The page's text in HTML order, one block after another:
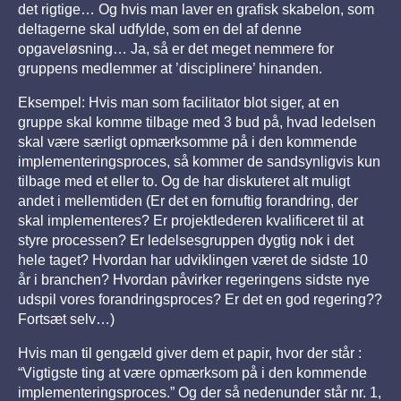
det rigtige… Og hvis man laver en grafisk skabelon, som
deltagerne skal udfylde, som en del af denne
opgaveløsning… Ja, så er det meget nemmere for
gruppens medlemmer at ’disciplinere’ hinanden.
Eksempel: Hvis man som facilitator blot siger, at en
gruppe skal komme tilbage med 3 bud på, hvad ledelsen
skal være særligt opmærksomme på i den kommende
implementeringsproces, så kommer de sandsynligvis kun
tilbage med et eller to. Og de har diskuteret alt muligt
andet i mellemtiden (Er det en fornuftig forandring, der
skal implementeres? Er projektlederen kvalificeret til at
styre processen? Er ledelsesgruppen dygtig nok i det
hele taget? Hvordan har udviklingen været de sidste 10
år i branchen? Hvordan påvirker regeringens sidste nye
udspil vores forandringsproces? Er det en god regering??
Fortsæt selv…)
Hvis man til gengæld giver dem et papir, hvor der står :
“Vigtigste ting at være opmærksom på i den kommende
implementeringsproces.” Og der så nedenunder står nr. 1,